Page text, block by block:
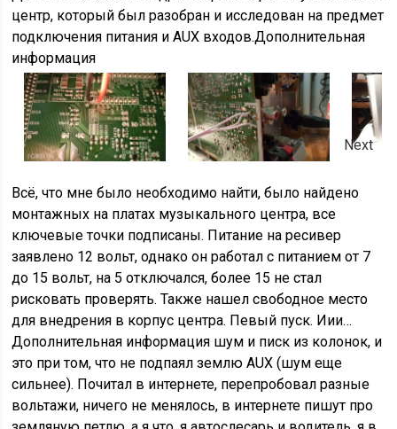
центр, который был разобран и исследован на предмет
подключения питания и AUX входов.Дополнительная
информация
Next
Всё, что мне было необходимо найти, было найдено
монтажных на платах музыкального центра, все
ключевые точки подписаны. Питание на ресивер
заявлено 12 вольт, однако он работал с питанием от 7
до 15 вольт, на 5 отключался, более 15 не стал
рисковать проверять. Также нашел свободное место
для внедрения в корпус центра. Певый пуск. Иии…
Дополнительная информация шум и писк из колонок, и
это при том, что не подпаял землю AUX (шум еще
сильнее). Почитал в интернете, перепробовал разные
вольтажи, ничего не менялось, в интернете пишут про